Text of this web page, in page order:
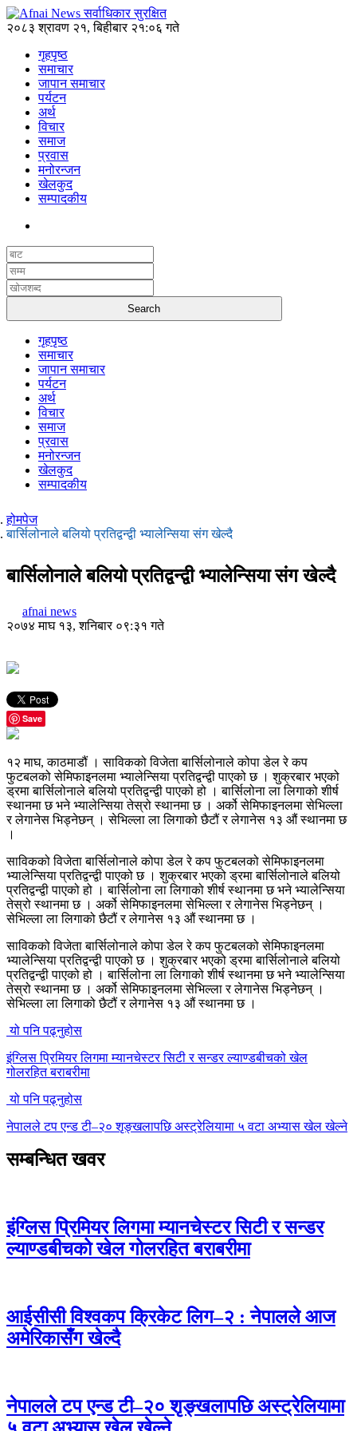
२०८३ श्रावण २१, बिहीबार २१:०६ गते
गृहपृष्ठ
समाचार
जापान समाचार
पर्यटन
अर्थ
विचार
समाज
प्रवास
मनोरन्जन
खेलकुद
सम्पादकीय
गृहपृष्ठ
समाचार
जापान समाचार
पर्यटन
अर्थ
विचार
समाज
प्रवास
मनोरन्जन
खेलकुद
सम्पादकीय
होमपेज
बार्सिलोनाले बलियो प्रतिद्वन्द्वी भ्यालेन्सिया संग खेल्दै
बार्सिलोनाले बलियो प्रतिद्वन्द्वी भ्यालेन्सिया संग खेल्दै
afnai news
२०७४ माघ १३, शनिबार ०९:३१ गते
Save
१२ माघ, काठमाडौं । साविकको विजेता बार्सिलोनाले कोपा डेल रे कप
फुटबलको सेमिफाइनलमा भ्यालेन्सिया प्रतिद्वन्द्वी पाएको छ । शुक्रबार भएको
ड्रमा बार्सिलोनाले बलियो प्रतिद्वन्द्वी पाएको हो । बार्सिलोना ला लिगाको शीर्ष
स्थानमा छ भने भ्यालेन्सिया तेस्रो स्थानमा छ । अर्को सेमिफाइनलमा सेभिल्ला
र लेगानेस भिड्नेछन् । सेभिल्ला ला लिगाको छैटौं र लेगानेस १३ औं स्थानमा छ
।
साविकको विजेता बार्सिलोनाले कोपा डेल रे कप फुटबलको सेमिफाइनलमा
भ्यालेन्सिया प्रतिद्वन्द्वी पाएको छ । शुक्रबार भएको ड्रमा बार्सिलोनाले बलियो
प्रतिद्वन्द्वी पाएको हो । बार्सिलोना ला लिगाको शीर्ष स्थानमा छ भने भ्यालेन्सिया
तेस्रो स्थानमा छ । अर्को सेमिफाइनलमा सेभिल्ला र लेगानेस भिड्नेछन् ।
सेभिल्ला ला लिगाको छैटौं र लेगानेस १३ औं स्थानमा छ ।
साविकको विजेता बार्सिलोनाले कोपा डेल रे कप फुटबलको सेमिफाइनलमा
भ्यालेन्सिया प्रतिद्वन्द्वी पाएको छ । शुक्रबार भएको ड्रमा बार्सिलोनाले बलियो
प्रतिद्वन्द्वी पाएको हो । बार्सिलोना ला लिगाको शीर्ष स्थानमा छ भने भ्यालेन्सिया
तेस्रो स्थानमा छ । अर्को सेमिफाइनलमा सेभिल्ला र लेगानेस भिड्नेछन् ।
सेभिल्ला ला लिगाको छैटौं र लेगानेस १३ औं स्थानमा छ ।
यो पनि पढ्नुहोस
इंग्लिस प्रिमियर लिगमा म्यानचेस्टर सिटी र सन्डर ल्याण्डबीचको खेल
गोलरहित बराबरीमा
यो पनि पढ्नुहोस
नेपालले टप एन्ड टी–२० शृङ्खलापछि अस्ट्रेलियामा ५ वटा अभ्यास खेल खेल्ने
सम्बन्धित खवर
इंग्लिस प्रिमियर लिगमा म्यानचेस्टर सिटी र सन्डर
ल्याण्डबीचको खेल गोलरहित बराबरीमा
आईसीसी विश्वकप क्रिकेट लिग–२ : नेपालले आज
अमेरिकासँग खेल्दै
नेपालले टप एन्ड टी–२० शृङ्खलापछि अस्ट्रेलियामा